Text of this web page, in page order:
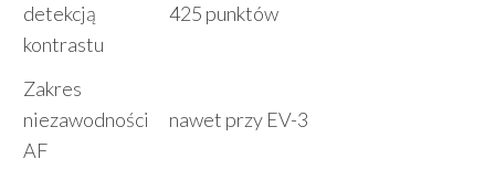
detekcją
kontrastu
425 punktów
Zakres
niezawodności
AF
nawet przy EV-3